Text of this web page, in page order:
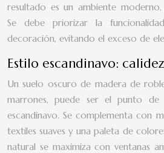
resultado es un ambiente
Se debe priorizar la
decoración, evitando el exceso de
Estilo escandinavo:
Un suelo oscuro de madera de
marrones, puede ser el punto
escandinavo. Se complementa con
textiles suaves y una paleta de
natural se maximiza con ventanas